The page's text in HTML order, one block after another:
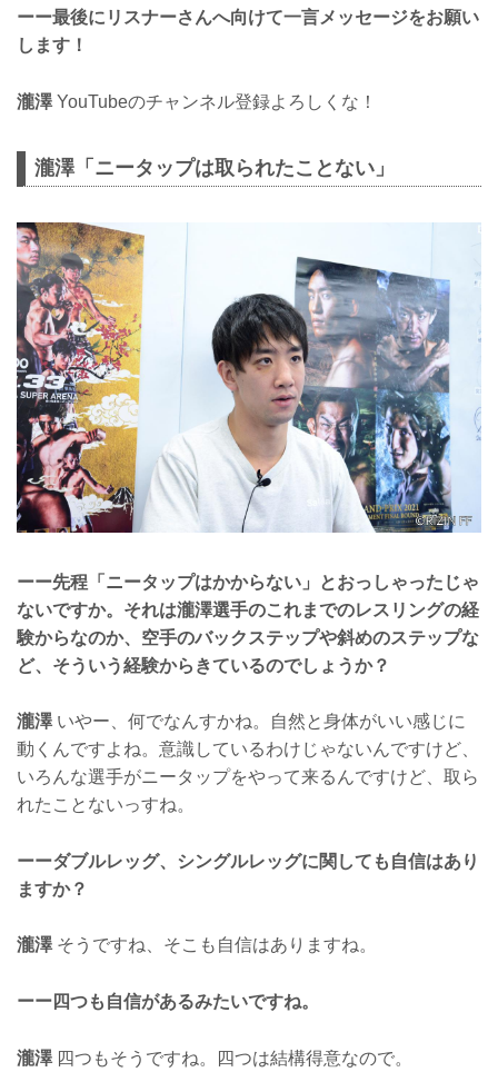
ーー最後にリスナーさんへ向けて一言メッセージをお願い
します！
瀧澤YouTubeのチャンネル登録よろしくな！
瀧澤「ニータップは取られたことない」
ーー先程「ニータップはかからない」とおっしゃったじゃ
ないですか。それは瀧澤選手のこれまでのレスリングの経
験からなのか、空手のバックステップや斜めのステップな
ど、そういう経験からきているのでしょうか？
瀧澤いやー、何でなんすかね。自然と身体がいい感じに
動くんですよね。意識しているわけじゃないんですけど、
いろんな選手がニータップをやって来るんですけど、取ら
れたことないっすね。
ーーダブルレッグ、シングルレッグに関しても自信はあり
ますか？
瀧澤そうですね、そこも自信はありますね。
ーー四つも自信があるみたいですね。
瀧澤四つもそうですね。四つは結構得意なので。